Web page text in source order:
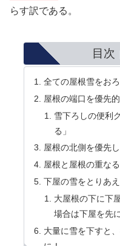
らす訳である。
目次
全ての屋根雪をお
屋根の端口を優先
雪下ろしの便利
る」
屋根の北側を優先
屋根と屋根の重な
下屋の雪をとりあ
大屋根の下に下
場合は下屋を先
大量に雪を下すと